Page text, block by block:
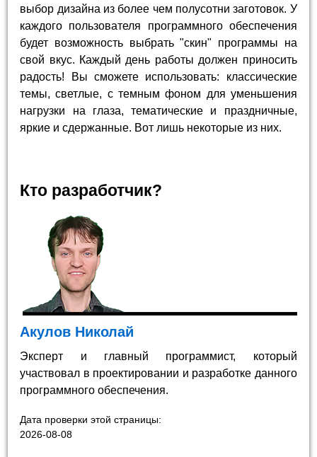
выбор дизайна из более чем полусотни заготовок. У
каждого пользователя программного обеспечения
будет возможность выбрать "скин" программы на
свой вкус. Каждый день работы должен приносить
радость! Вы сможете использовать: классические
темы, светлые, с темным фоном для уменьшения
нагрузки на глаза, тематические и праздничные,
яркие и сдержанные. Вот лишь некоторые из них.
Кто разработчик?
Акулов Николай
Эксперт и главный программист, который
участвовал в проектировании и разработке данного
программного обеспечения.
Дата проверки этой страницы:
2026-08-08